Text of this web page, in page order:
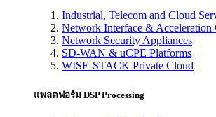
Industrial, Telecom and Cloud
Network Interface & Acceleration
Network Security Appliances
SD-WAN & uCPE Platforms
WISE-STACK Private Cloud
แพลตฟอร์ม DSP Processing